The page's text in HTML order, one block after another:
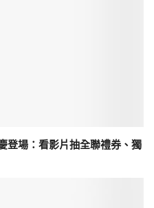
登場：看影片抽全聯禮券、獨